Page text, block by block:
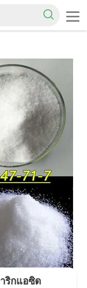
ริกแอซิด